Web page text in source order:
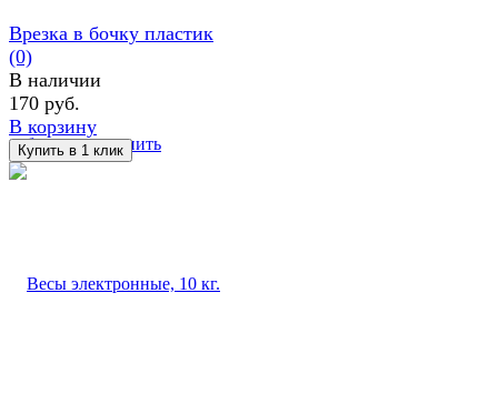
избранное сравнить
Врезка в бочку пластик
(0)
В наличии
170 руб.
В корзину